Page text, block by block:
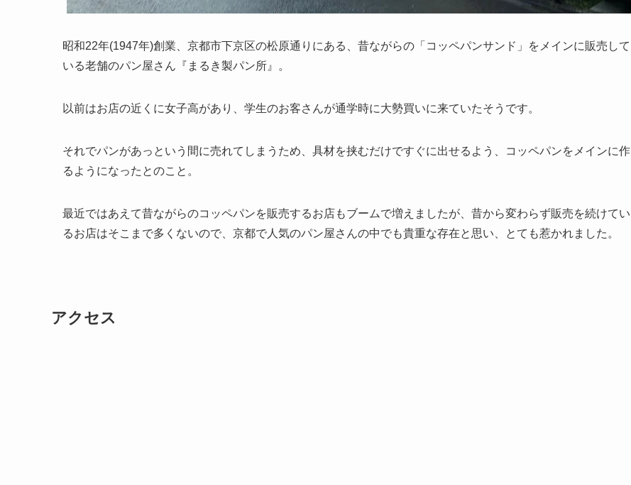
昭和22年(1947年)創業、京都市下京区の松原通りにある、昔ながらの「コッペパンサンド」をメインに販売して
いる老舗のパン屋さん『まるき製パン所』。
以前はお店の近くに女子高があり、学生のお客さんが通学時に大勢買いに来ていたそうです。
それでパンがあっという間に売れてしまうため、具材を挟むだけですぐに出せるよう、コッペパンをメインに作
るようになったとのこと。
最近ではあえて昔ながらのコッペパンを販売するお店もブームで増えましたが、昔から変わらず販売を続けてい
るお店はそこまで多くないので、京都で人気のパン屋さんの中でも貴重な存在と思い、とても惹かれました。
アクセス